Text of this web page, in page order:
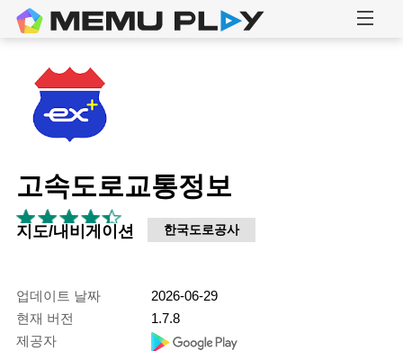
고속도로교통정보
지도/내비게이션 한국도로공사
업데이트 날짜
2026-06-29
현재 버전
1.7.8
제공자